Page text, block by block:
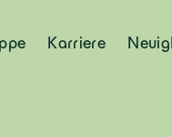
Karriere